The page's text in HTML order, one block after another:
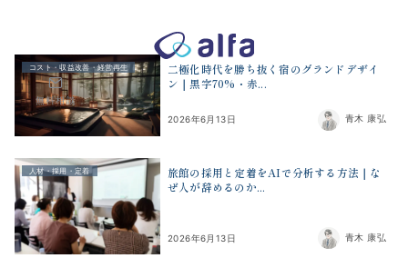
無料相談
株式会社アルファコンサルティング｜ホテル・旅館・観光業の事
コスト・収益改善・経営再生
二極化時代を勝ち抜く宿のグランドデザイ
ン｜黒字70%・赤...
2026年6月13日 青木 康弘
人材・採用・定着
旅館の採用と定着をAIで分析する方法｜な
ぜ人が辞めるのか...
2026年6月13日 青木 康弘